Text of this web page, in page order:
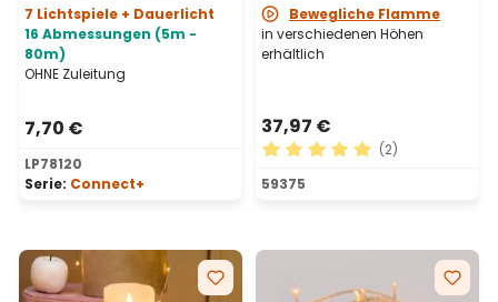
7 Lichtspiele + Dauerlicht
16 Abmessungen (5m -
80m)
OHNE Zuleitung
7,70 €
LP78120
Serie: Connect+
Bewegliche Flamme
in verschiedenen Höhen
erhältlich
37,97 €
Durchschnittliche
(2)
59375